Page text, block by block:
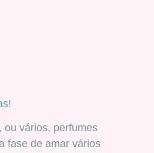
ou vários, perfumes
fase de amar vários